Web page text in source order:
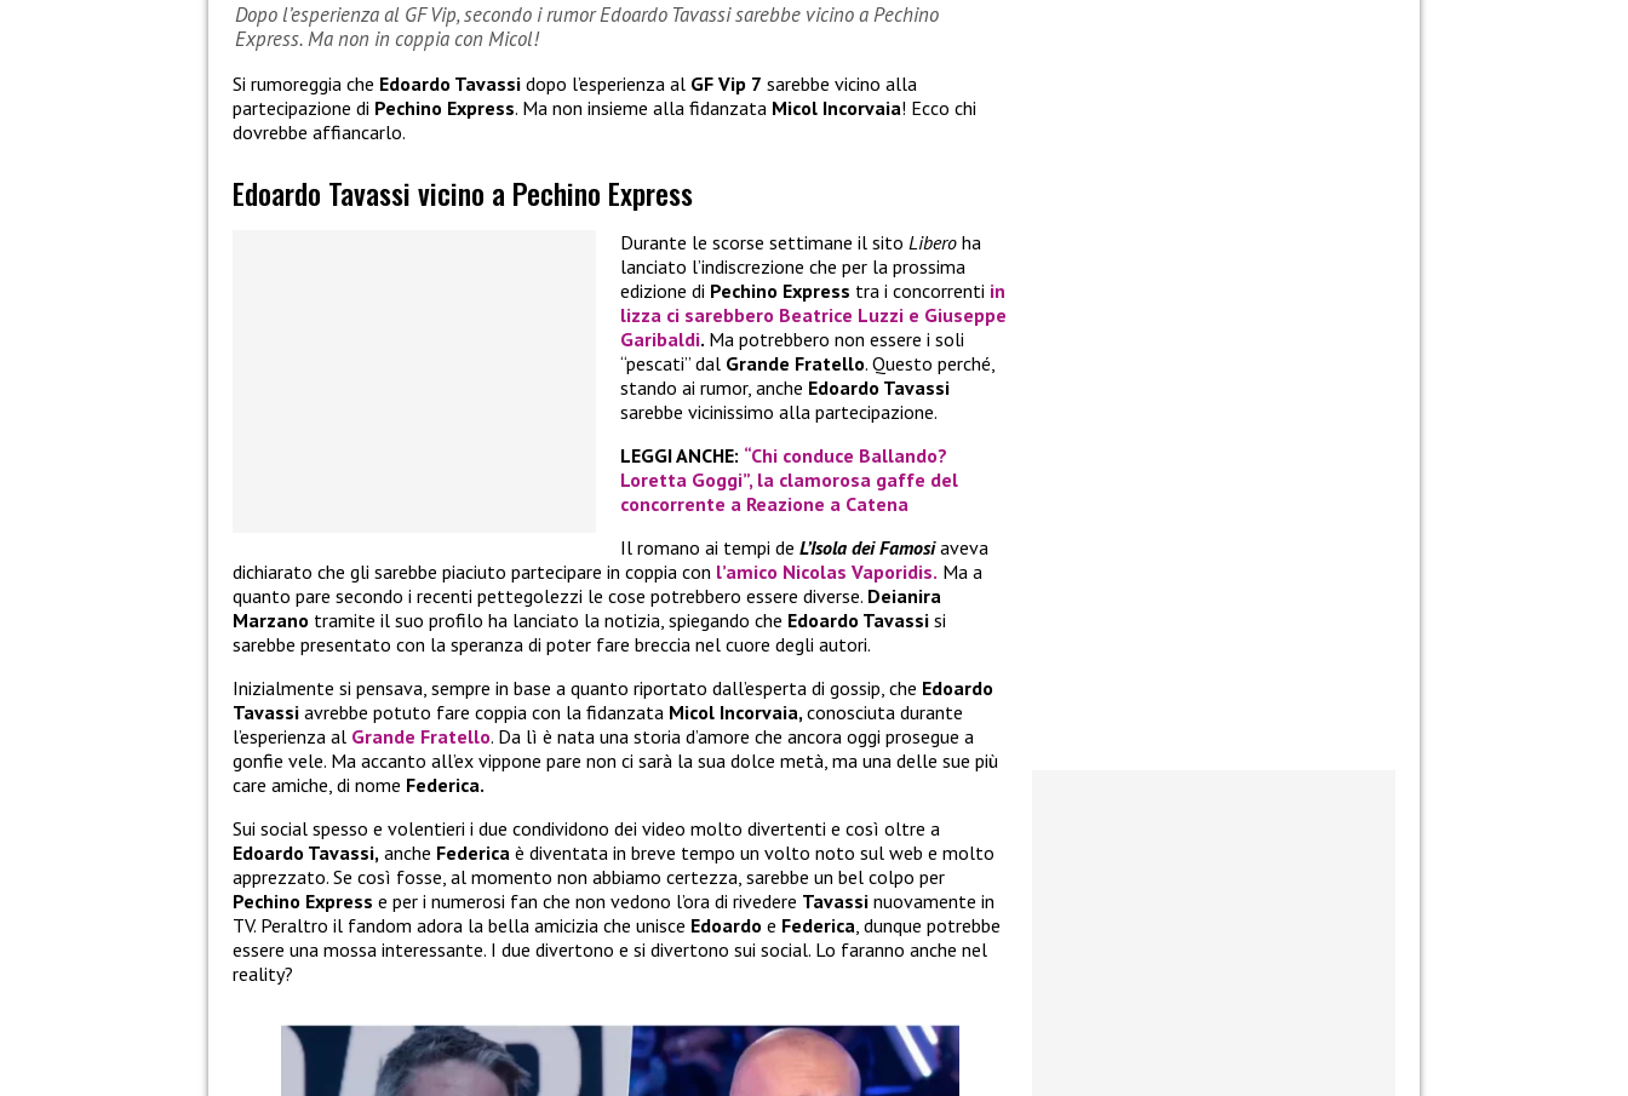
Dopo l’esperienza al GF Vip, secondo i rumor Edoardo Tavassi sarebbe vicino a Pechino
Express. Ma non in coppia con Micol!
Si rumoreggia che Edoardo Tavassi dopo l’esperienza al GF Vip 7 sarebbe vicino alla
partecipazione di Pechino Express. Ma non insieme alla fidanzata Micol Incorvaia! Ecco chi
dovrebbe affiancarlo.
Edoardo Tavassi vicino a Pechino Express
Durante le scorse settimane il sito Libero ha
lanciato l’indiscrezione che per la prossima
edizione di Pechino Express tra i concorrenti in
lizza ci sarebbero Beatrice Luzzi e Giuseppe
Garibaldi. Ma potrebbero non essere i soli
“pescati” dal Grande Fratello. Questo perché,
stando ai rumor, anche Edoardo Tavassi
sarebbe vicinissimo alla partecipazione.
LEGGI ANCHE: “Chi conduce Ballando?
Loretta Goggi”, la clamorosa gaffe del
concorrente a Reazione a Catena
Il romano ai tempi de L’Isola dei Famosiaveva
dichiarato che gli sarebbe piaciuto partecipare in coppia con l’amico Nicolas Vaporidis. Ma a
quanto pare secondo i recenti pettegolezzi le cose potrebbero essere diverse. Deianira
Marzano tramite il suo profilo ha lanciato la notizia, spiegando che Edoardo Tavassi si
sarebbe presentato con la speranza di poter fare breccia nel cuore degli autori.
Inizialmente si pensava, sempre in base a quanto riportato dall’esperta di gossip, che Edoardo
Tavassi avrebbe potuto fare coppia con la fidanzata Micol Incorvaia,conosciuta durante
l’esperienza al Grande Fratello. Da lì è nata una storia d’amore che ancora oggi prosegue a
gonfie vele. Ma accanto all’ex vippone pare non ci sarà la sua dolce metà, ma una delle sue più
care amiche, di nome Federica.
Sui social spesso e volentieri i due condividono dei video molto divertenti e così oltre a
Edoardo Tavassi, anche Federica è diventata in breve tempo un volto noto sul web e molto
apprezzato. Se così fosse, al momento non abbiamo certezza, sarebbe un bel colpo per
Pechino Express e per i numerosi fan che non vedono l’ora di rivedere Tavassi nuovamente in
TV. Peraltro il fandom adora la bella amicizia che unisce Edoardo e Federica, dunque potrebbe
essere una mossa interessante. I due divertono e si divertono sui social. Lo faranno anche nel
reality?